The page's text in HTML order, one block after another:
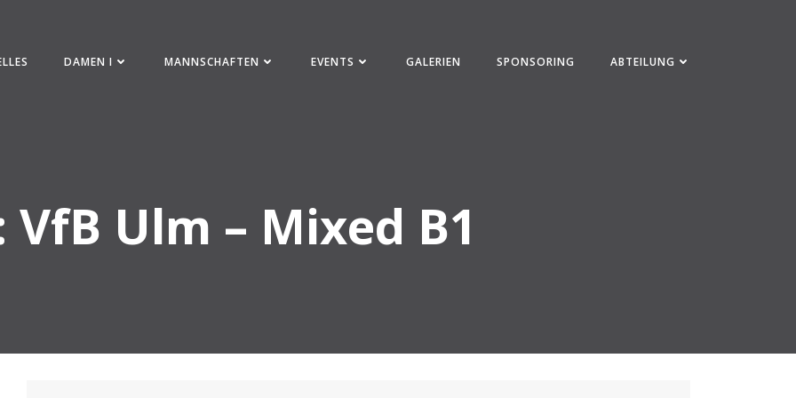
DAMEN I MANNSCHAFTEN EVENTS GALERIEN SPONSORING ABTEILUNG
VfB Ulm – Mixed B1